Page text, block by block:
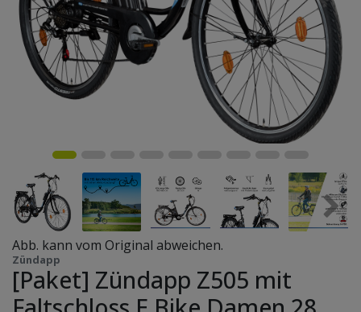
Abb. kann vom Original abweichen.
Zündapp
[Paket] Zündapp Z505 mit